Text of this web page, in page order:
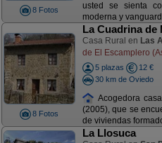
8 Fotos
usted se sienta
moderna y
8 Fotos
La Cuadrina de
Casa Rural en Las
de El Escamplero
5 plazas
12 €
30 km de Oviedo
Acogedora
(2005), que se
de viviendas
La Llosuca